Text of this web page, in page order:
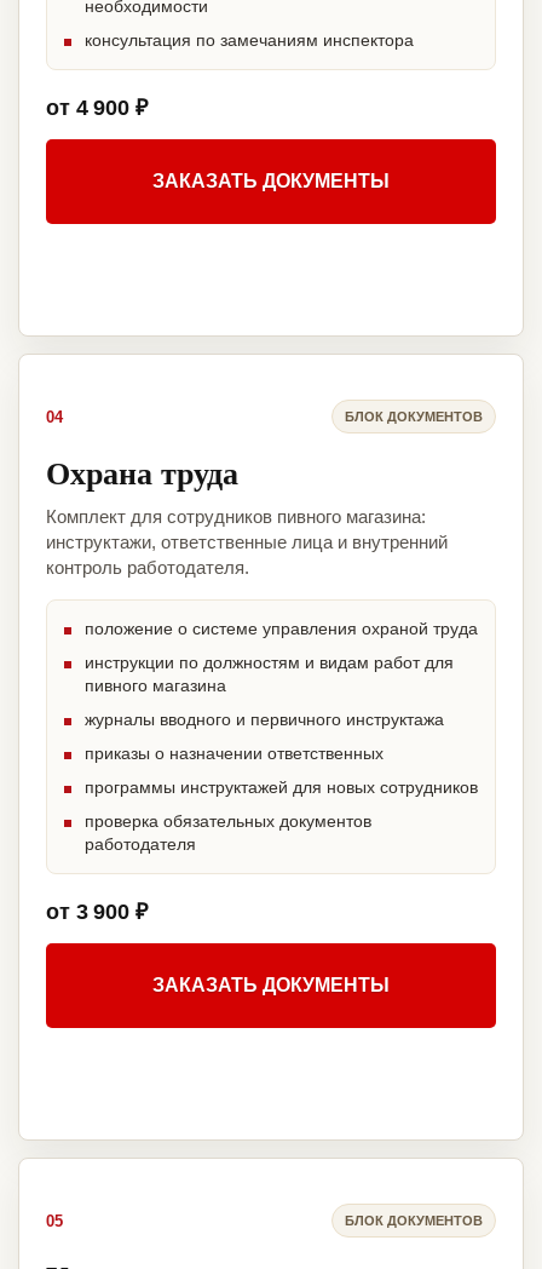
необходимости
консультация по замечаниям инспектора
от 4 900 ₽
ЗАКАЗАТЬ ДОКУМЕНТЫ
04 БЛОК ДОКУМЕНТОВ
Охрана труда
Комплект для сотрудников пивного магазина:
инструктажи, ответственные лица и внутренний
контроль работодателя.
положение о системе управления охраной труда
инструкции по должностям и видам работ для
пивного магазина
журналы вводного и первичного инструктажа
приказы о назначении ответственных
программы инструктажей для новых сотрудников
проверка обязательных документов
работодателя
от 3 900 ₽
ЗАКАЗАТЬ ДОКУМЕНТЫ
05 БЛОК ДОКУМЕНТОВ